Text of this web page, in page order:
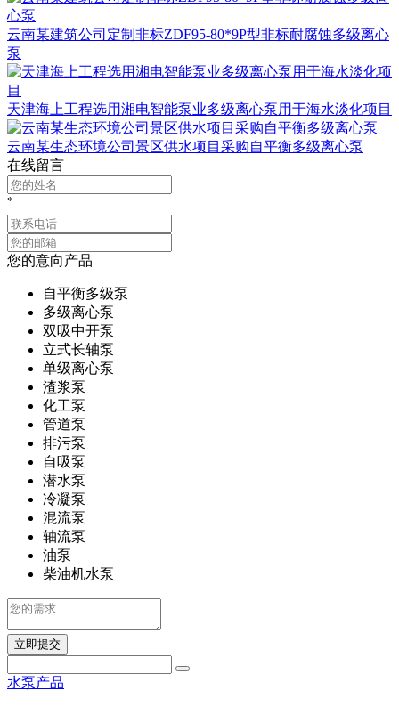
云南某建筑公司定制非标ZDF95-80*9P型非标耐腐蚀多级离心
泵
天津海上工程选用湘电智能泵业多级离心泵用于海水淡化项目
云南某生态环境公司景区供水项目采购自平衡多级离心泵
在线留言
*
您的意向产品
自平衡多级泵
多级离心泵
双吸中开泵
立式长轴泵
单级离心泵
渣浆泵
化工泵
管道泵
排污泵
自吸泵
潜水泵
冷凝泵
混流泵
轴流泵
油泵
柴油机水泵
立即提交
水泵产品